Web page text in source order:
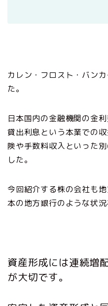
カレン・フロスト・バン
た。
日本国内の金融機関の金
貸出利息という本業での
険や手数料収入といった
した。
今回紹介する株の会社も
本の地方銀行のような状
資産形成には連続増
が大切です。